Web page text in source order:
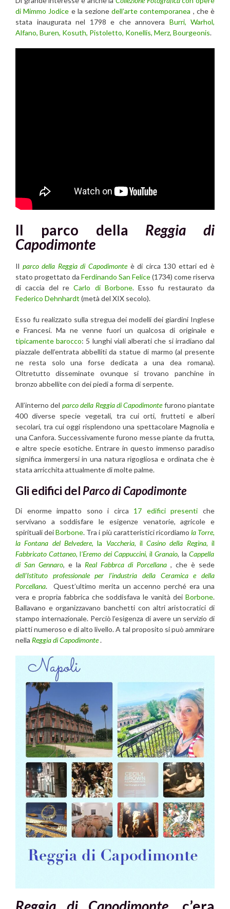
di Mimmo Jodice e la sezionedell’arte contemporanea , che è
stata inaugurata nel 1798 e che annovera Burri, Warhol,
Alfano, Buren, Kosuth, Pistoletto, Konellis, Merz, Bourgeonis.
Il parco della Reggia di
Capodimonte
Il parco della Reggia di Capodimonteè di circa 130 ettari ed è
stato progettato da Ferdinando San Felice(1734) come riserva
di caccia del reCarlo di Borbone. Esso fu restaurato da
Federico Dehnhardt (metà del XIX secolo).
Esso fu realizzato sulla stregua dei modelli dei giardini Inglese
e Francesi. Ma ne venne fuori un qualcosa di originale e
tipicamente barocco: 5 lunghi viali alberati che si irradiano dal
piazzale dell’entrata abbelliti da statue di marmo (al presente
ne resta solo una forse dedicata a una dea romana).
Oltretutto disseminate ovunque si trovano panchine in
bronzo abbellite con dei piedi a forma di serpente.
All’interno del parco della Reggia di Capodimontefurono piantate
400 diverse specie vegetali, tra cui orti, frutteti e alberi
secolari, tra cui oggi risplendono una spettacolare Magnolia e
una Canfora. Successivamente furono messe piante da frutta,
e altre specie esotiche. Entrare in questo immenso paradiso
significa immergersi in una natura rigogliosa e ordinata che è
stata arricchita attualmente di molte palme.
Gli edifici del Parco di Capodimonte
Di enorme impatto sono i circa 17 edifici presenti che
servivano a soddisfare le esigenze venatorie, agricole e
spirituali deiBorbone. Tra i più caratteristici ricordiamo la Torre,
la Fontana del Belvedere, la Vaccheria, il Casino della Regina,il
Fabbricato Cattaneo,l’Eremo dei Cappuccini,il Granaio, la Cappella
di San Gennaro, e la Real Fabbrca di Porcellana , che è sede
dell’Istituto professionale per l’industria della Ceramica e della
Porcellana. Quest’ultimo merita un accenno perché era una
vera e propria fabbrica che soddisfava le vanità dei Borbone.
Ballavano e organizzavano banchetti con altri aristocratici di
stampo internazionale. Perciò l’esigenza di avere un servizio di
piatti numeroso e di alto livello. A tal proposito si può ammirare
nella Reggia di Capodimonte.